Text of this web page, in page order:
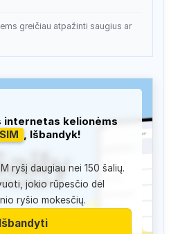
greičiau atpažinti saugius ar
internetas kelionėms
, Išbandyk!
ryšį daugiau nei 150 šalių.
jokio rūpesčio dėl
ryšio mokesčių.
Išbandyti